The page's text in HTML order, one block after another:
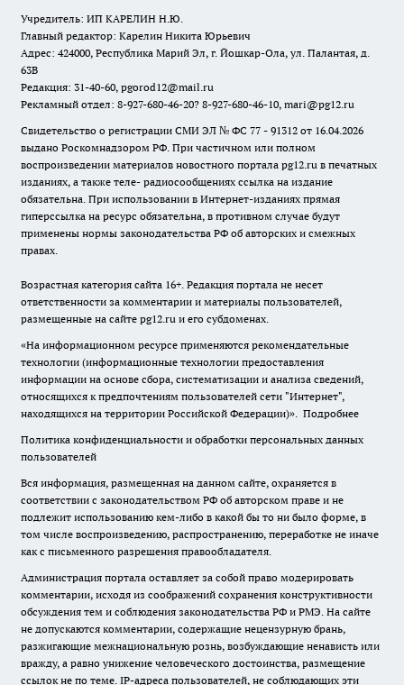
Учредитель: ИП КАРЕЛИН Н.Ю.
Главный редактор: Карелин Никита Юрьевич
Адрес: 424000, Республика Марий Эл, г. Йошкар-Ола, ул. Палантая, д.
63В
Редакция: 31-40-60, pgorod12@mail.ru
Рекламный отдел: 8-927-680-46-20? 8-927-680-46-10, mari@pg12.ru
Свидетельство о регистрации СМИ ЭЛ № ФС 77 - 91312 от 16.04.2026
выдано Роскомнадзором РФ. При частичном или полном
воспроизведении материалов новостного портала pg12.ru в печатных
изданиях, а также теле- радиосообщениях ссылка на издание
обязательна. При использовании в Интернет-изданиях прямая
гиперссылка на ресурс обязательна, в противном случае будут
применены нормы законодательства РФ об авторских и смежных
правах.
Возрастная категория сайта 16+. Редакция портала не несет
ответственности за комментарии и материалы пользователей,
размещенные на сайте pg12.ru и его субдоменах.
«На информационном ресурсе применяются рекомендательные
технологии (информационные технологии предоставления
информации на основе сбора, систематизации и анализа сведений,
относящихся к предпочтениям пользователей сети "Интернет",
находящихся на территории Российской Федерации)». Подробнее
Политика конфиденциальности и обработки персональных данных
пользователей
Вся информация, размещенная на данном сайте, охраняется в
соответствии с законодательством РФ об авторском праве и не
подлежит использованию кем-либо в какой бы то ни было форме, в
том числе воспроизведению, распространению, переработке не иначе
как с письменного разрешения правообладателя.
Администрация портала оставляет за собой право модерировать
комментарии, исходя из соображений сохранения конструктивности
обсуждения тем и соблюдения законодательства РФ и РМЭ. На сайте
не допускаются комментарии, содержащие нецензурную брань,
разжигающие межнациональную рознь, возбуждающие ненависть или
вражду, а равно унижение человеческого достоинства, размещение
ссылок не по теме. IP-адреса пользователей, не соблюдающих эти